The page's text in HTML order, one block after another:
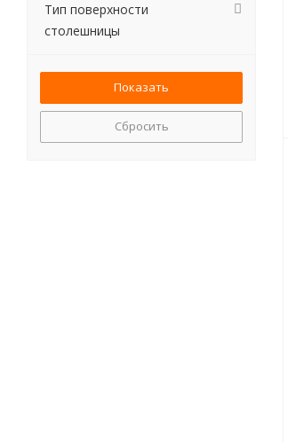
Тип поверхности
столешницы
Сбросить